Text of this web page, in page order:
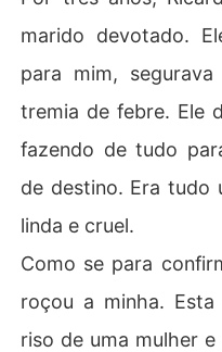
marido devotado.
para mim,
tremia de febre. Ele
fazendo de tudo
de destino. Era tudo
linda e cruel.
Como se para
roçou a minha.
riso de uma mulher